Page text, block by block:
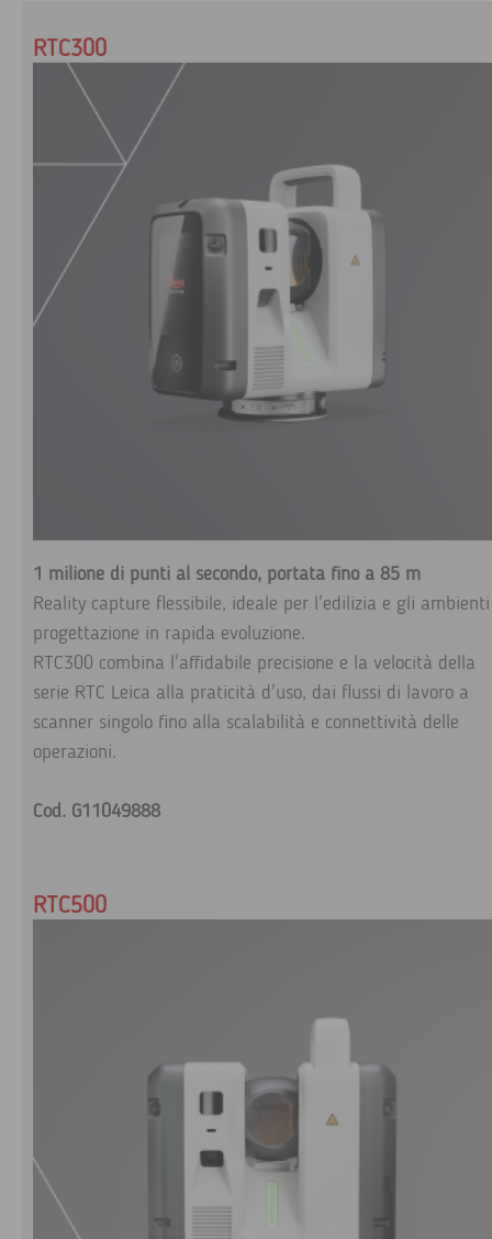
RTC300
1 milione di punti al secondo, portata fino a 85 m
Reality capture flessibile, ideale per l'edilizia e gli
progettazione in rapida evoluzione.
RTC300 combina l'affidabile precisione e la velocità della
serie RTC Leica alla praticità d'uso, dai flussi di lavoro a
scanner singolo fino alla scalabilità e connettività delle
operazioni.
Cod. G11049888
RTC500